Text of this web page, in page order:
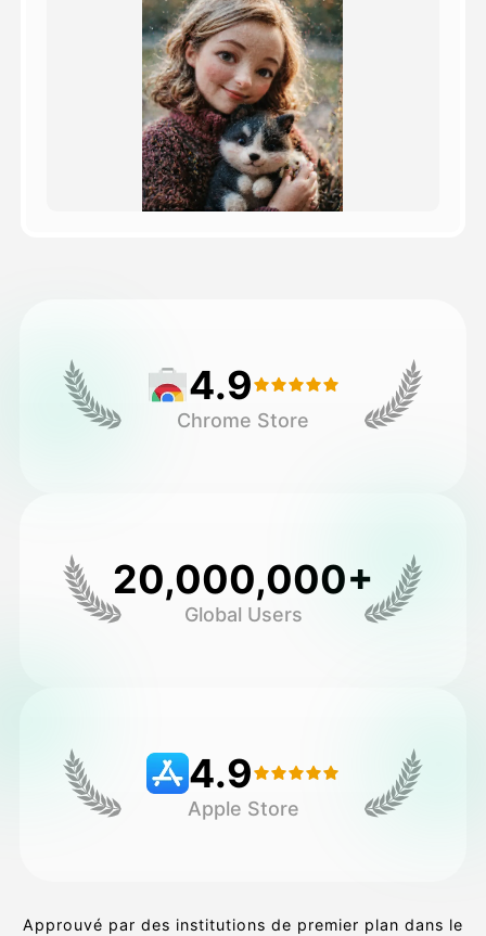
4.9
Chrome Store
20,000,000+
Global Users
4.9
Apple Store
Approuvé par des institutions de premier plan dans le